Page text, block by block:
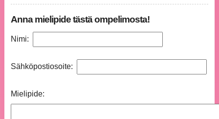
Anna mielipide tästä ompelimosta!
Nimi:
Sähköpostiosoite:
Mielipide: